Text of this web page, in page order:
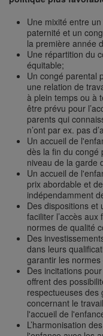
Une mixité entre
paternité et un
la première année
Une répartition du
équitable;
Un congé parental
une relation de
à plein temps ou à
être prévu pour
parents qui
n’ont par ex. pas
Un accueil de
dès la fin du congé
niveau de la garde
Un accueil de
prix abordable et
indépendamment
Des dispositions et
faciliter l’accès
normes de qualité
Des
dans leurs
garantir les
Des incitations
offrent des
respectueuses des
concernant le
l'accueil de
L’harmonisation